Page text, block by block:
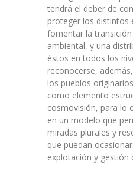
tendrá el deber de
proteger los distintos
fomentar la
ambiental, y una
éstos en todos los
reconocerse,
los pueblos
como elemento
cosmovisión, para lo
en un modelo que
miradas plurales y
que puedan
explotación y gestión